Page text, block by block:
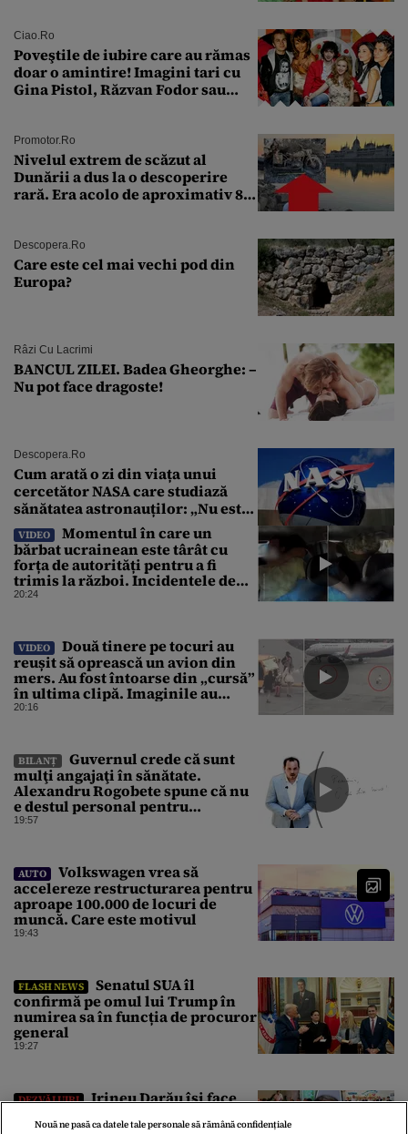
Ciao.ro
Poveştile de iubire care au rămas
doar o amintire! Imagini tari cu
Gina Pistol, Răzvan Fodor sau
Promotor.ro
Nivelul extrem de scăzut al
Dunării a dus la o descoperire
rară. Era acolo de aproximativ 80
Descopera.ro
Care este cel mai vechi pod din
Europa?
Râzi Cu Lacrimi
BANCUL ZILEI. Badea Gheorghe: –
Nu pot face dragoste!
Descopera.ro
Cum arată o zi din viața unui
cercetător NASA care studiază
sănătatea astronauților: „Nu este
o știință complicată”
VIDEO
Momentul în care un
bărbat ucrainean este târât cu
forța de autorități pentru a fi
trimis la război. Incidentele de
acest fel sunt tot mai dese
20:24
VIDEO
Două tinere pe tocuri au
reușit să oprească un avion din
mers. Au fost întoarse din „cursă”
în ultima clipă. Imaginile au
devenit virale
20:16
BILANȚ
Guvernul crede că sunt
mulţi angajaţi în sănătate.
Alexandru Rogobete spune că nu
e destul personal pentru
combaterea infecţiilor
19:57
AUTO
Volkswagen vrea să
accelereze restructurarea pentru
aproape 100.000 de locuri de
muncă. Care este motivul
19:43
FLASH NEWS
Senatul SUA îl
confirmă pe omul lui Trump în
numirea sa în funcția de procuror
general
19:27
DEZVĂLUIRI
Irineu Darău își face
închise din Dâmbovița.
Nouă ne pasă ca datele tale personale să rămână confidențiale